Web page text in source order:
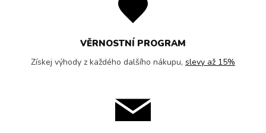
VĚRNOSTNÍ PROGRAM
Získej výhody z každého dalšího nákupu, slevy až 15%